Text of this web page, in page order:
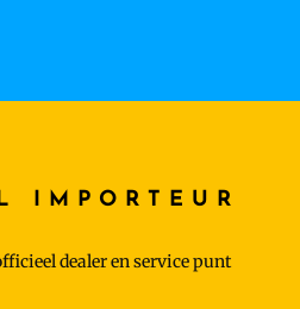
IMPORTEUR
dealer en service punt